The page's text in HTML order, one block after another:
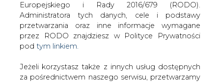
WŁĄCZ CIRE.TV
Europejskiego i Rady 2016/679 (RODO).
Administratora tych danych, cele i podstawy
przetwarzania oraz inne informacje wymagane
przez RODO znajdziesz w Polityce Prywatności
pod tym linkiem.
Jeżeli korzystasz także z innych usług dostępnych
za pośrednictwem naszego serwisu, przetwarzamy